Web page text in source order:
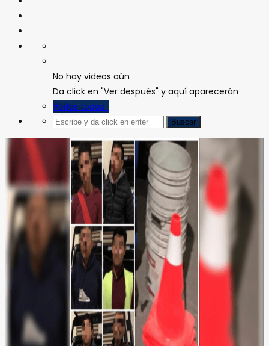
No hay videos aún
Da click en "Ver después" y aquí aparecerán
Verlos todos